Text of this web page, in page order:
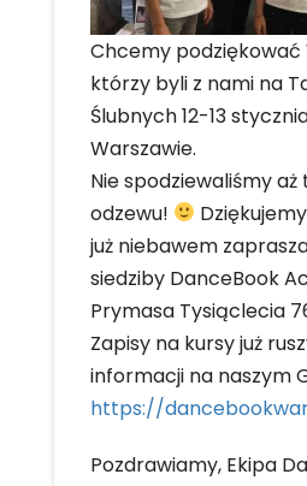
Chcemy podziękować
którzy byli z nami na
Ślubnych 12-13
Warszawie.
Nie spodziewaliśmy
odzewu!
już niebawem
siedziby DanceBook
Prymasa Tysiąclecia
Zapisy na kursy już
informacji na naszym
https://
Pozdrawiamy, Ekipa